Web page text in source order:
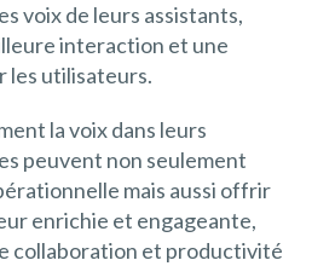
voix de leurs assistants,
interaction et une
les utilisateurs.
la voix dans leurs
peuvent non seulement
mais aussi offrir
enrichie et engageante,
collaboration et productivité